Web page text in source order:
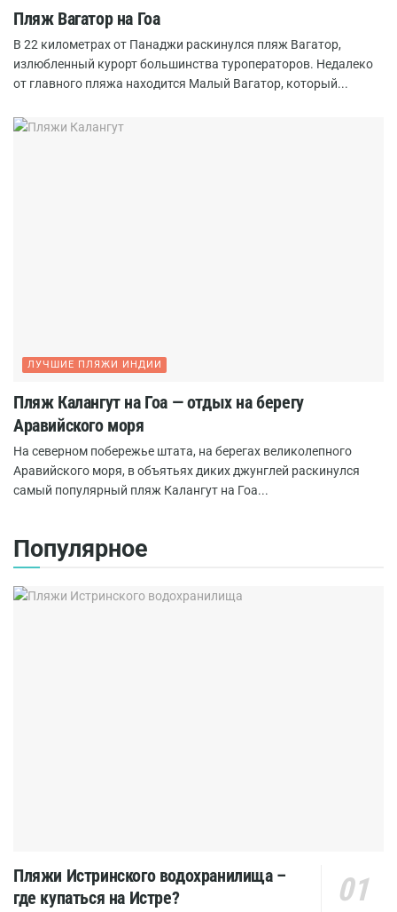
Пляж Вагатор на Гоа
В 22 километрах от Панаджи раскинулся пляж Вагатор,
излюбленный курорт большинства туроператоров. Недалеко
от главного пляжа находится Малый Вагатор, который...
ЛУЧШИЕ ПЛЯЖИ ИНДИИ
Пляж Калангут на Гоа — отдых на берегу
Аравийского моря
На северном побережье штата, на берегах великолепного
Аравийского моря, в объятьях диких джунглей раскинулся
самый популярный пляж Калангут на Гоа...
Популярное
Пляжи Истринского водохранилища –
где купаться на Истре?